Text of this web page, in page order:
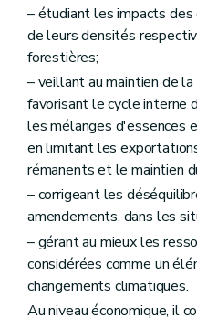
– étudiant les impacts
de leurs densités
forestières;
– veillant au maintien de
favorisant le cycle interne
les mélanges d'essences
en limitant les
rémanents et le maintien
– corrigeant les
amendements, dans les
– gérant au mieux les
considérées comme un
changements climatiques.
Au niveau économique, il